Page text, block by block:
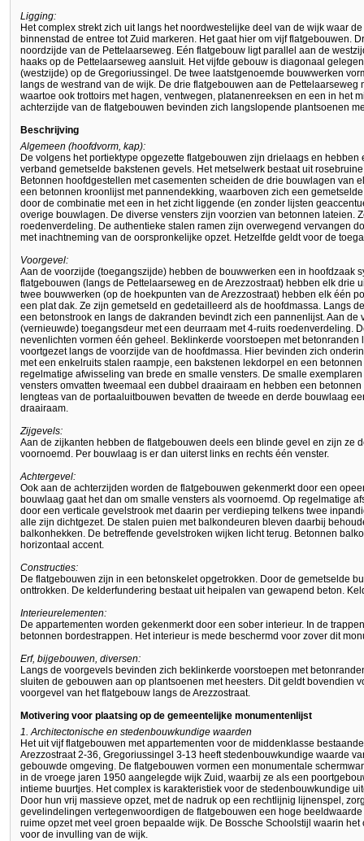
Ligging:
Het complex strekt zich uit langs het noordwestelijke deel van de wijk waar
binnenstad de entree tot Zuid markeren. Het gaat hier om vijf flatgebouwen.
noordzijde van de Pettelaarseweg. Eén flatgebouw ligt parallel aan de
haaks op de Pettelaarseweg aansluit. Het vijfde gebouw is diagonaal
(westzijde) op de Gregoriussingel. De twee laatstgenoemde bouwwerken
langs de westrand van de wijk. De drie flatgebouwen aan de
waartoe ook trottoirs met hagen, ventwegen, platanenreeksen en een in het
achterzijde van de flatgebouwen bevinden zich langslopende plantsoenen
Beschrijving
Algemeen (hoofdvorm, kap):
De volgens het portiektype opgezette flatgebouwen zijn drielaags en
verband gemetselde bakstenen gevels. Het metselwerk bestaat uit
Betonnen hoofdgestellen met casementen scheiden de drie bouwlagen van
een betonnen kroonlijst met pannendekking, waarboven zich een
door de combinatie met een in het zicht liggende (en zonder lijsten
overige bouwlagen. De diverse vensters zijn voorzien van betonnen lateien.
roedenverdeling. De authentieke stalen ramen zijn overwegend vervangen
met inachtneming van de oorspronkelijke opzet. Hetzelfde geldt voor de
Voorgevel:
Aan de voorzijde (toegangszijde) hebben de bouwwerken een in hoofdzaak
flatgebouwen (langs de Pettelaarseweg en de Arezzostraat) hebben elk drie
twee bouwwerken (op de hoekpunten van de Arezzostraat) hebben elk één
een plat dak. Ze zijn gemetseld en gedetailleerd als de hoofdmassa. Langs
een betonstrook en langs de dakranden bevindt zich een pannenlijst. Aan
(vernieuwde) toegangsdeur met een deurraam met 4-ruits roedenverdeling.
nevenlichten vormen één geheel. Beklinkerde voorstoepen met
voortgezet langs de voorzijde van de hoofdmassa. Hier bevinden zich
met een enkelruits stalen raampje, een bakstenen lekdorpel en een
regelmatige afwisseling van brede en smalle vensters. De smalle
vensters omvatten tweemaal een dubbel draairaam en hebben een
lengteas van de portaaluitbouwen bevatten de tweede en derde bouwlaag
draairaam.
Zijgevels:
Aan de zijkanten hebben de flatgebouwen deels een blinde gevel en zijn ze
voornoemd. Per bouwlaag is er dan uiterst links en rechts één venster.
Achtergevel:
Ook aan de achterzijden worden de flatgebouwen gekenmerkt door een
bouwlaag gaat het dan om smalle vensters als voornoemd. Op regelmatige
door een verticale gevelstrook met daarin per verdieping telkens twee
alle zijn dichtgezet. De stalen puien met balkondeuren bleven daarbij
balkonhekken. De betreffende gevelstroken wijken licht terug. Betonnen
horizontaal accent.
Constructies:
De flatgebouwen zijn in een betonskelet opgetrokken. Door de gemetselde
onttrokken. De kelderfundering bestaat uit heipalen van gewapend beton.
Interieurelementen:
De appartementen worden gekenmerkt door een sober interieur. In de
betonnen bordestrappen. Het interieur is mede beschermd voor zover dit
Erf, bijgebouwen, diversen:
Langs de voorgevels bevinden zich beklinkerde voorstoepen met
sluiten de gebouwen aan op plantsoenen met heesters. Dit geldt bovendien
voorgevel van het flatgebouw langs de Arezzostraat.
Motivering voor plaatsing op de gemeentelijke monumentenlijst
1. Architectonische en stedenbouwkundige waarden
Het uit vijf flatgebouwen met appartementen voor de middenklasse
Arezzostraat 2-36, Gregoriussingel 3-13 heeft stedenbouwkundige waarde
gebouwde omgeving. De flatgebouwen vormen een monumentale
in de vroege jaren 1950 aangelegde wijk Zuid, waarbij ze als een
intieme buurtjes. Het complex is karakteristiek voor de stedenbouwkundige
Door hun vrij massieve opzet, met de nadruk op een rechtlijnig lijnenspel,
gevelindelingen vertegenwoordigen de flatgebouwen een hoge
ruime opzet met veel groen bepaalde wijk. De Bossche Schoolstijl waarin
voor de invulling van de wijk.